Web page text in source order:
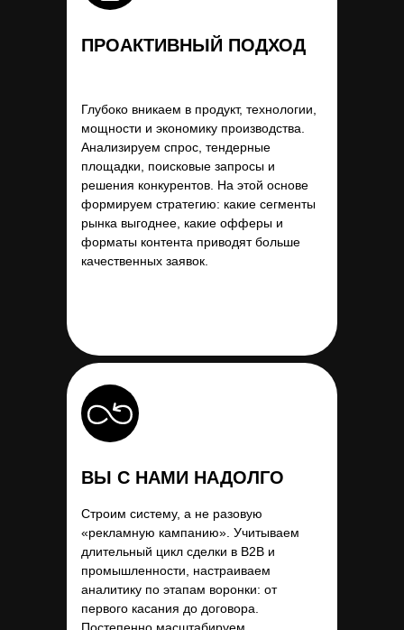
ПРОАКТИВНЫЙ ПОДХОД
Глубоко вникаем в продукт, технологии,
мощности и экономику производства.
Анализируем спрос, тендерные
площадки, поисковые запросы и
решения конкурентов. На этой основе
формируем стратегию: какие сегменты
рынка выгоднее, какие офферы и
форматы контента приводят больше
качественных заявок.
ВЫ С НАМИ НАДОЛГО
Строим систему, а не разовую
«рекламную кампанию». Учитываем
длительный цикл сделки в B2B и
промышленности, настраиваем
аналитику по этапам воронки: от
первого касания до договора.